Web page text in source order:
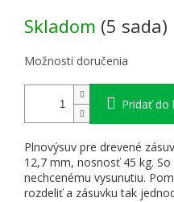
Skladom (5 sada)
Možnosti doručenia
Pridať do
Plnovýsuv pre drevené
12,7 mm, nosnosť 45 kg.
nechcenému vysunutiu.
rozdeliť a zásuvku tak